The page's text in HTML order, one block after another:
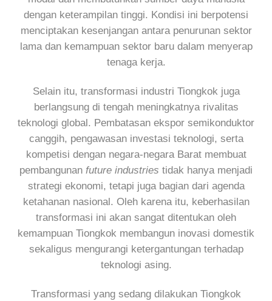
dengan keterampilan tinggi. Kondisi ini berpotensi
menciptakan kesenjangan antara penurunan sektor
lama dan kemampuan sektor baru dalam menyerap
tenaga kerja.
Selain itu, transformasi industri Tiongkok juga
berlangsung di tengah meningkatnya rivalitas
teknologi global. Pembatasan ekspor semikonduktor
canggih, pengawasan investasi teknologi, serta
kompetisi dengan negara-negara Barat membuat
pembangunan future industries tidak hanya menjadi
strategi ekonomi, tetapi juga bagian dari agenda
ketahanan nasional. Oleh karena itu, keberhasilan
transformasi ini akan sangat ditentukan oleh
kemampuan Tiongkok membangun inovasi domestik
sekaligus mengurangi ketergantungan terhadap
teknologi asing.
Transformasi yang sedang dilakukan Tiongkok